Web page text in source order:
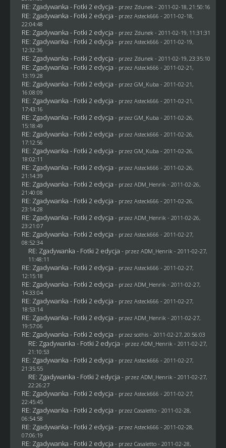
RE: Zgadywanka - Fotki 2 edycja - przez Zdunek - 2011-02-18, 21:50:16
RE: Zgadywanka - Fotki 2 edycja - przez Asteck666 - 2011-02-18,
22:04:48
RE: Zgadywanka - Fotki 2 edycja - przez Zdunek - 2011-02-19, 11:31:31
RE: Zgadywanka - Fotki 2 edycja - przez Asteck666 - 2011-02-19,
12:32:36
RE: Zgadywanka - Fotki 2 edycja - przez Zdunek - 2011-02-19, 23:35:10
RE: Zgadywanka - Fotki 2 edycja - przez Asteck666 - 2011-02-21,
13:19:28
RE: Zgadywanka - Fotki 2 edycja - przez GM_Kuba - 2011-02-21,
16:08:09
RE: Zgadywanka - Fotki 2 edycja - przez Asteck666 - 2011-02-21,
17:43:16
RE: Zgadywanka - Fotki 2 edycja - przez GM_Kuba - 2011-02-26,
15:18:49
RE: Zgadywanka - Fotki 2 edycja - przez Asteck666 - 2011-02-26,
17:12:56
RE: Zgadywanka - Fotki 2 edycja - przez GM_Kuba - 2011-02-26,
18:02:11
RE: Zgadywanka - Fotki 2 edycja - przez Asteck666 - 2011-02-26,
21:14:39
RE: Zgadywanka - Fotki 2 edycja - przez ADM_Henrik - 2011-02-26,
21:40:08
RE: Zgadywanka - Fotki 2 edycja - przez Asteck666 - 2011-02-26,
23:14:28
RE: Zgadywanka - Fotki 2 edycja - przez ADM_Henrik - 2011-02-26,
23:21:07
RE: Zgadywanka - Fotki 2 edycja - przez Asteck666 - 2011-02-27,
08:52:34
RE: Zgadywanka - Fotki 2 edycja - przez ADM_Henrik - 2011-02-27,
11:48:11
RE: Zgadywanka - Fotki 2 edycja - przez Asteck666 - 2011-02-27,
12:15:18
RE: Zgadywanka - Fotki 2 edycja - przez ADM_Henrik - 2011-02-27,
14:33:04
RE: Zgadywanka - Fotki 2 edycja - przez Asteck666 - 2011-02-27,
18:53:14
RE: Zgadywanka - Fotki 2 edycja - przez ADM_Henrik - 2011-02-27,
19:57:06
RE: Zgadywanka - Fotki 2 edycja - przez sothis- 2011-02-27, 20:56:03
RE: Zgadywanka - Fotki 2 edycja - przez ADM_Henrik - 2011-02-27,
21:10:53
RE: Zgadywanka - Fotki 2 edycja - przez Asteck666 - 2011-02-27,
21:35:55
RE: Zgadywanka - Fotki 2 edycja - przez ADM_Henrik - 2011-02-27,
22:26:27
RE: Zgadywanka - Fotki 2 edycja - przez Asteck666 - 2011-02-27,
22:45:45
RE: Zgadywanka - Fotki 2 edycja - przez Casaletto- 2011-02-28,
06:54:58
RE: Zgadywanka - Fotki 2 edycja - przez Asteck666 - 2011-02-28,
07:06:19
RE: Zgadywanka - Fotki 2 edycja - przez Casaletto- 2011-02-28,